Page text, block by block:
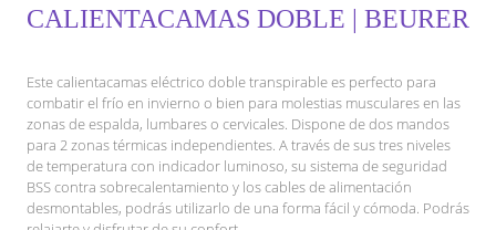
CALIENTACAMAS DOBLE | BEURER
Este calientacamas eléctrico doble transpirable es perfecto para
combatir el frío en invierno o bien para molestias musculares en las
zonas de espalda, lumbares o cervicales. Dispone de dos mandos
para 2 zonas térmicas independientes. A través de sus tres niveles
de temperatura con indicador luminoso, su sistema de seguridad
BSS contra sobrecalentamiento y los cables de alimentación
desmontables, podrás utilizarlo de una forma fácil y cómoda. Podrás